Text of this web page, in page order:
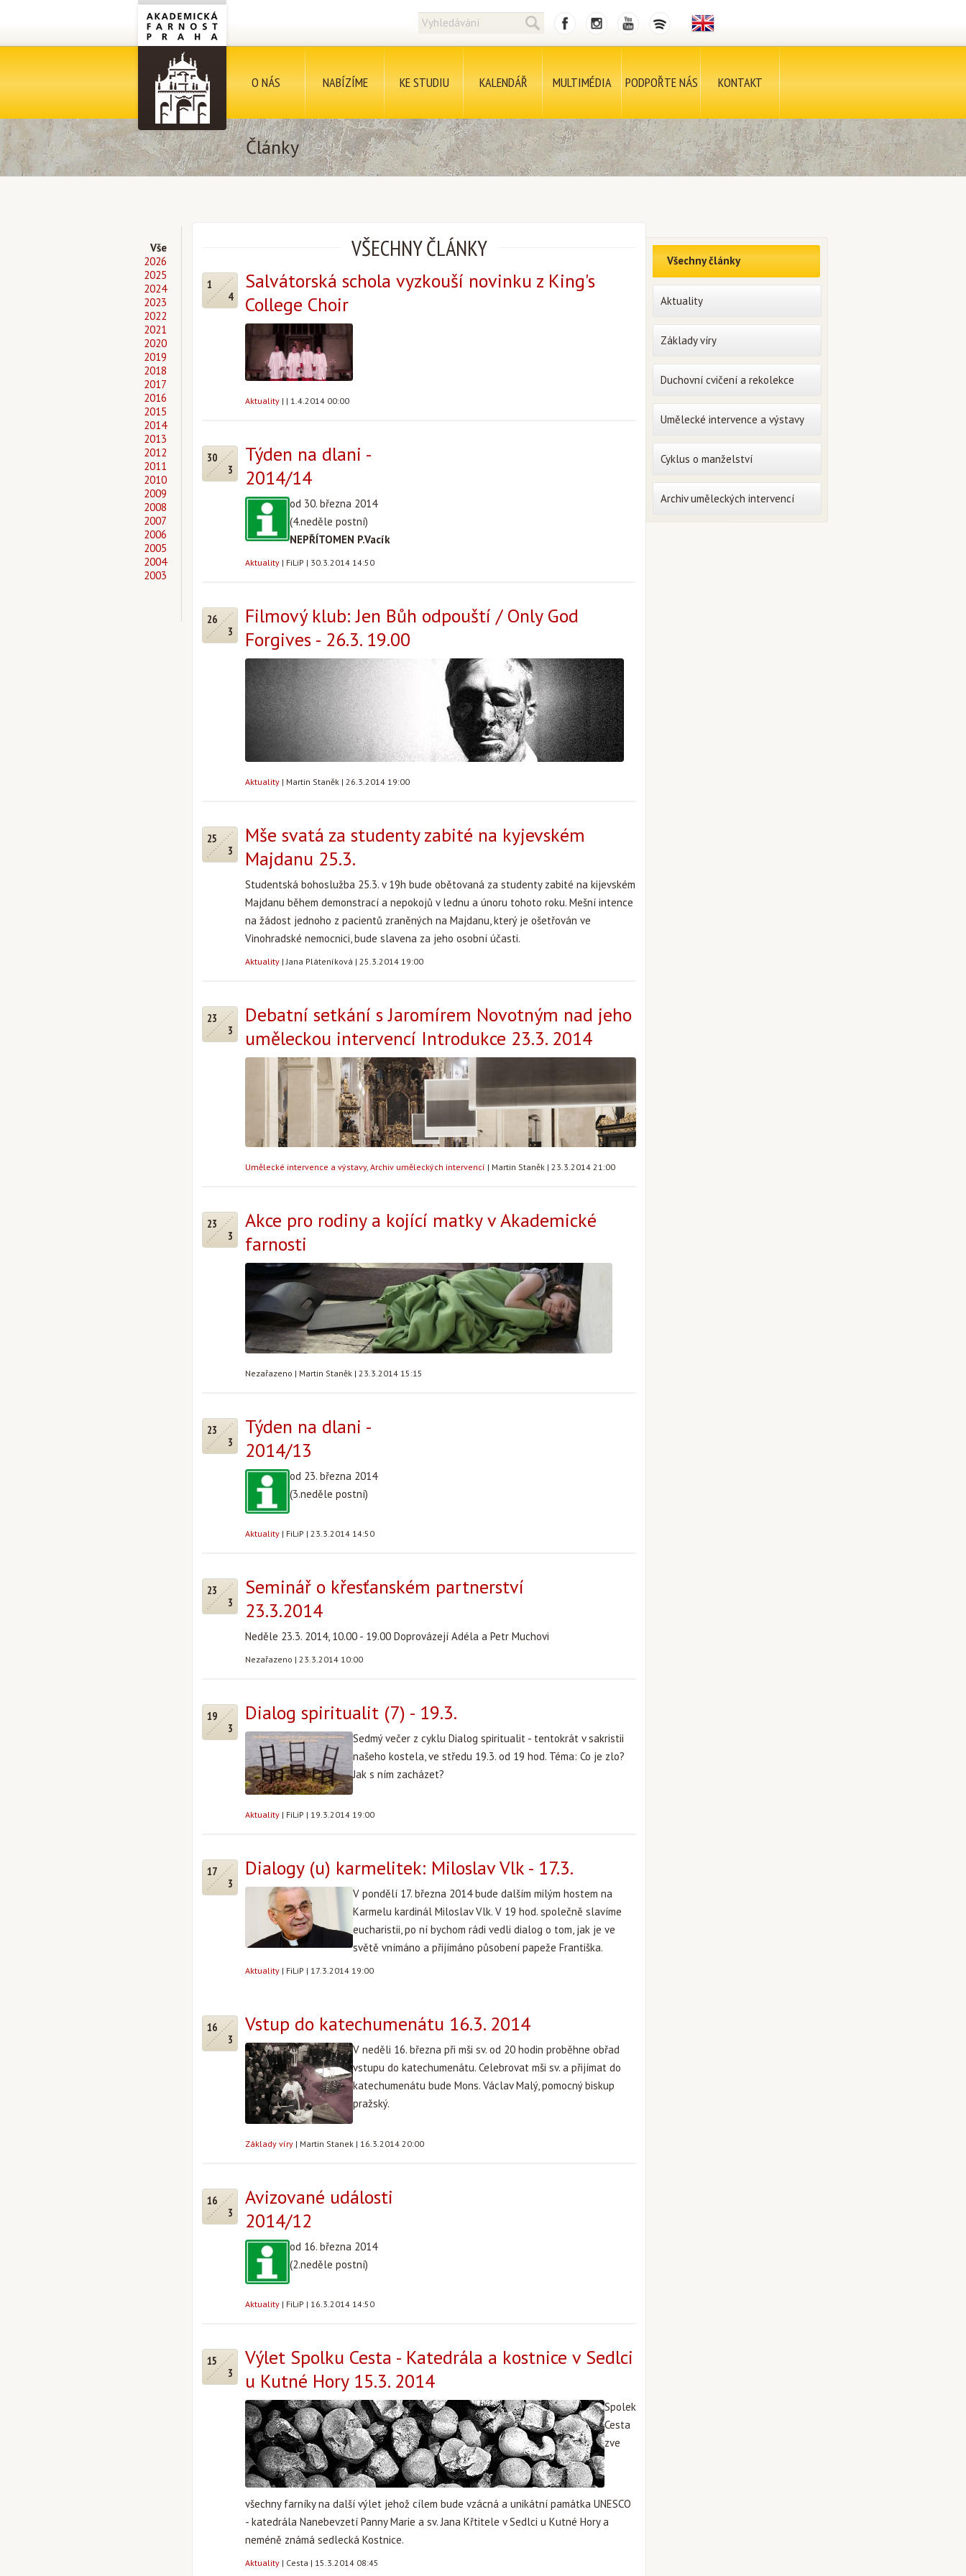
O NÁS NABÍZÍME KE STUDIU KALENDÁŘ MULTIMÉDIA PODPOŘTE NÁS KONTAKT
Články
Vše
2026
2025
2024
2023
2022
2021
2020
2019
2018
2017
2016
2015
2014
2013
2012
2011
2010
2009
2008
2007
2006
2005
2004
2003
VŠECHNY ČLÁNKY
1
4
Salvátorská schola vyzkouší novinku z King's
College Choir
Aktuality | | 1.4.2014 00:00
30
3
Týden na dlani -
2014/14
od 30. března 2014
(4.neděle postní)
NEPŘÍTOMEN P.Vacík
Aktuality | FiLiP | 30.3.2014 14:50
26
3
Filmový klub: Jen Bůh odpouští / Only God
Forgives - 26.3. 19.00
Aktuality | Martin Staněk | 26.3.2014 19:00
25
3
Mše svatá za studenty zabité na kyjevském
Majdanu 25.3.
Studentská bohoslužba 25.3. v 19h bude obětovaná za studenty zabité na kijevském
Majdanu během demonstrací a nepokojů v lednu a únoru tohoto roku. Mešní intence
na žádost jednoho z pacientů zraněných na Majdanu, který je ošetřován ve
Vinohradské nemocnici, bude slavena za jeho osobní účasti.
Aktuality |Jana Pláteníková | 25.3.2014 19:00
23
3
Debatní setkání s Jaromírem Novotným nad jeho
uměleckou intervencí Introdukce 23.3. 2014
Umělecké intervence a výstavy, Archiv uměleckých intervencí | Martin Staněk | 23.3.2014 21:00
23
3
Akce pro rodiny a kojící matky v Akademické
farnosti
Nezařazeno | Martin Staněk | 23.3.2014 15:15
23
3
Týden na dlani -
2014/13
od 23. března 2014
(3.neděle postní)
Aktuality | FiLiP | 23.3.2014 14:50
23
3
Seminář o křesťanském partnerství
23.3.2014
Neděle 23.3. 2014, 10.00 - 19.00 Doprovázejí Adéla a Petr Muchovi
Nezařazeno | 23.3.2014 10:00
19
3
Dialog spiritualit (7) - 19.3.
Sedmý večer z cyklu Dialog spiritualit - tentokrát v sakristii
našeho kostela, ve středu 19.3. od 19 hod. Téma: Co je zlo?
Jak s ním zacházet?
Aktuality | FiLiP | 19.3.2014 19:00
17
3
Dialogy (u) karmelitek: Miloslav Vlk - 17.3.
V pondělí 17. března 2014 bude dalším milým hostem na
Karmelu kardinál Miloslav Vlk. V 19 hod. společně slavíme
eucharistii, po ní bychom rádi vedli dialog o tom, jak je ve
světě vnímáno a přijímáno působení papeže Františka.
Aktuality | FiLiP | 17.3.2014 19:00
16
3
Vstup do katechumenátu 16.3. 2014
V neděli 16. března při mši sv. od 20 hodin proběhne obřad
vstupu do katechumenátu. Celebrovat mši sv. a přijímat do
katechumenátu bude Mons. Václav Malý, pomocný biskup
pražský.
Základy víry | Martin Stanek | 16.3.2014 20:00
16
3
Avizované události
2014/12
od 16. března 2014
(2.neděle postní)
Aktuality | FiLiP | 16.3.2014 14:50
15
3
Výlet Spolku Cesta - Katedrála a kostnice v Sedlci
u Kutné Hory 15.3. 2014
Spolek
Cesta
zve
všechny farníky na další výlet jehož cílem bude vzácná a unikátní památka UNESCO
- katedrála Nanebevzetí Panny Marie a sv. Jana Křtitele v Sedlci u Kutné Hory a
neméně známá sedlecká Kostnice.
Aktuality | Cesta | 15.3.2014 08:45
Všechny články
Aktuality
Základy víry
Duchovní cvičení a rekolekce
Umělecké intervence a výstavy
Cyklus o manželství
Archiv uměleckých intervencí